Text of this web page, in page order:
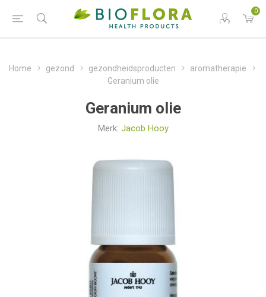
0
Home gezond gezondheidsproducten
aromatherapie
Geranium olie
Geranium olie
Merk: Jacob Hooy